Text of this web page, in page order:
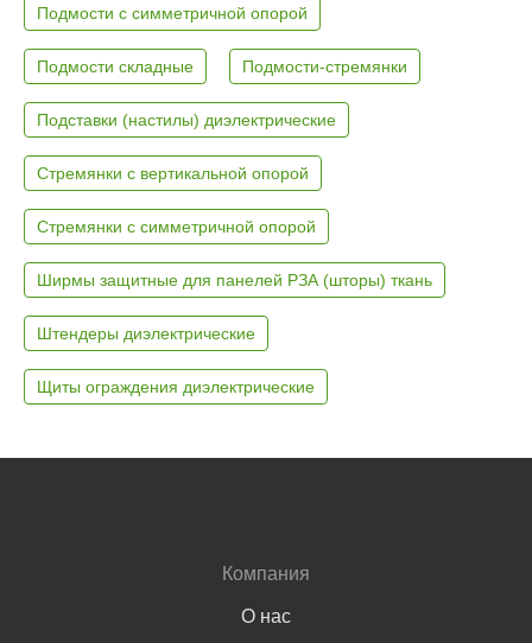
Подмости с симметричной опорой
Подмости складные Подмости-стремянки
Подставки (настилы) диэлектрические
Стремянки с вертикальной опорой
Стремянки с симметричной опорой
Ширмы защитные для панелей РЗА (шторы) ткань
Штендеры диэлектрические
Щиты ограждения диэлектрические
Компания
О нас